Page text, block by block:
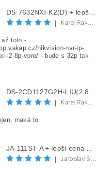
|
Karel Rakovec
až toto -
hikvision-nvr-ip-
i2-8p-vpro/ - bude s 32p tak
|
Karel Rakovec
maká to
|
Jaroslav Spěváček